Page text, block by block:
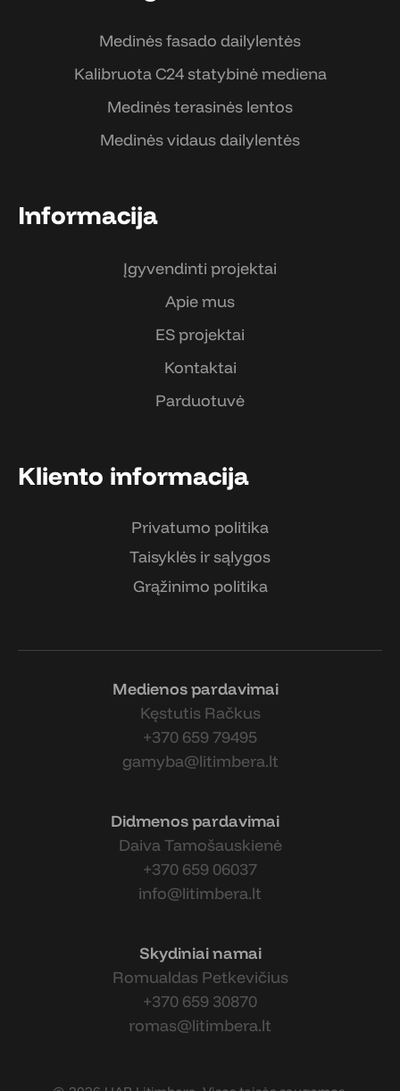
Medinės fasado dailylentės
Kalibruota C24 statybinė mediena
Medinės terasinės lentos
Medinės vidaus dailylentės
Informacija
Įgyvendinti projektai
Apie mus
ES projektai
Kontaktai
Parduotuvė
Kliento informacija
Privatumo politika
Taisyklės ir sąlygos
Grąžinimo politika
Medienos pardavimai
Kęstutis Račkus
+370 659 79495
gamyba@litimbera.lt
Didmenos pardavimai
Daiva Tamošauskienė
+370 659 06037
info@litimbera.lt
Skydiniai namai
Romualdas Petkevičius
+370 659 30870
romas@litimbera.lt